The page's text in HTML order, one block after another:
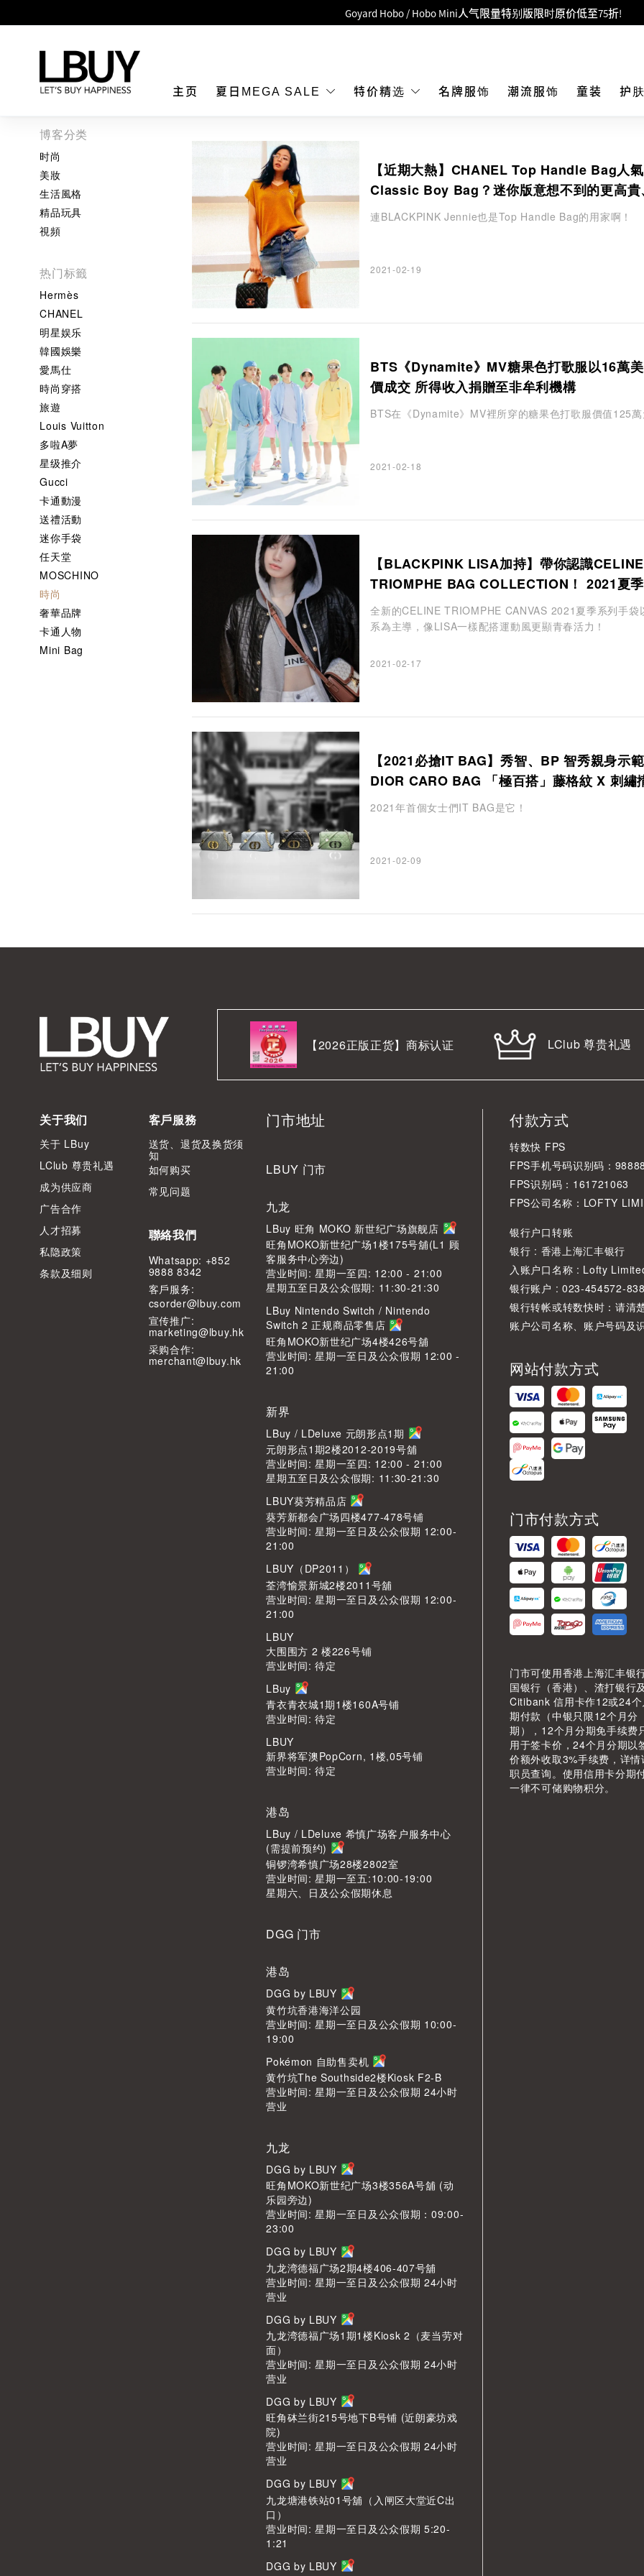
Goyard Hobo / Hobo Mini人气限量特别版限时原价低至75折!
MOKO 1楼175号铺旗舰店特设名牌Hermès、CHANEL及LV专区！
LBuy获香港知识产权署颁发2026《正版正货承诺》商标
LBuy MEGA SALE 精选名牌手袋及小皮具低至6折
主页 夏日MEGA SALE 特价精选 名牌服饰 潮流服饰 童装 护
博客分类
时尚
美妝
生活風格
精品玩具
視頻
热门标籤
Hermès
CHANEL
明星娱乐
韓國娛樂
愛馬仕
時尚穿搭
旅遊
Louis Vuitton
多啦A夢
星级推介
Gucci
卡通動漫
送禮活動
迷你手袋
任天堂
MOSCHINO
時尚
奢華品牌
卡通人物
Mini Bag
【近期大熱】CHANEL Top Handle Bag人
Classic Boy Bag？迷你版意想不到的更高貴
緻
連BLACKPINK Jennie也是Top Handle Bag的用家啊！
2021-02-19
BTS《Dynamite》MV糖果色打歌服以16萬
價成交 所得收入捐贈至非牟利機構
BTS在《Dynamite》MV裡所穿的糖果色打歌服價值125
2021-02-18
【BLACKPINK LISA加持】帶你認識CELINE
TRIOMPHE BAG COLLECTION！ 2021夏
以淡雅白色為主導
全新的CELINE TRIOMPHE CANVAS 2021夏季系列手袋
系為主導，像LISA一樣配搭運動風更顯青春活力！
2021-02-17
【2021必搶IT BAG】秀智、BP 智秀親身示範
DIOR CARO BAG 「極百搭」藤格紋 X 刺繡
2021年首個女士們IT BAG是它！
2021-02-09
【2026正版正货】商标认证 LClub 尊贵礼遇
关于我们
关于 LBuy
LClub 尊贵礼遇
成为供应商
广告合作
人才招募
私隐政策
条款及细则
客戶服務
送货、退货及换货须
知
如何购买
常见问题
聯絡我們
Whatsapp: +852
9888 8342
客⼾服务:
csorder@lbuy.com
宣传推广:
marketing@lbuy.hk
采购合作:
merchant@lbuy.hk
门市地址
LBUY 门市
九龙
LBuy 旺角 MOKO 新世纪广场旗舰店
旺角MOKO新世纪广场1楼175号舖(L1 顾
客服务中心旁边)
营业时间: 星期一至四: 12:00 - 21:00
星期五至日及公众假期: 11:30-21:30
LBuy Nintendo Switch / Nintendo
Switch 2 正规商品零售店
旺角MOKO新世纪广场4楼426号舖
营业时间: 星期一至日及公众假期 12:00 -
21:00
新界
LBuy / LDeluxe 元朗形点1期
元朗形点1期2楼2012-2019号舖
营业时间: 星期一至四: 12:00 - 21:00
星期五至日及公众假期: 11:30-21:30
LBUY葵芳精品店
葵芳新都会广场四楼477-478号铺
营业时间: 星期一至日及公众假期 12:00-
21:00
LBUY（DP2011）
荃湾愉景新城2楼2011号舖
营业时间: 星期一至日及公众假期 12:00-
21:00
LBUY
大围围方 2 楼226号铺
营业时间: 待定
LBuy
青衣青衣城1期1楼160A号铺
营业时间: 待定
LBUY
新界将军澳PopCorn, 1楼,05号铺
营业时间: 待定
港岛
LBuy / LDeluxe 希慎广场客户服务中心
(需提前预约)
铜锣湾希慎广场28楼2802室
营业时间: 星期一至五:10:00-19:00
星期六、日及公众假期休息
DGG 门市
港岛
DGG by LBUY
黄竹坑香港海洋公园
营业时间: 星期一至日及公众假期 10:00-
19:00
Pokémon 自助售卖机
黄竹坑The Southside2楼Kiosk F2-B
营业时间: 星期一至日及公众假期 24小时
营业
九龙
DGG by LBUY
旺角MOKO新世纪广场3楼356A号舖 (动
乐园旁边)
营业时间: 星期一至日及公众假期：09:00-
23:00
DGG by LBUY
九龙湾德福广场2期4楼406-407号舖
营业时间: 星期一至日及公众假期 24小时
营业
DGG by LBUY
九龙湾德福广场1期1楼Kiosk 2（麦当劳对
面）
营业时间: 星期一至日及公众假期 24小时
营业
DGG by LBUY
旺角砵兰街215号地下B号铺 (近朗豪坊戏
院)
营业时间: 星期一至日及公众假期 24小时
营业
DGG by LBUY
九龙塘港铁站01号舖（入闸区大堂近C出
口）
营业时间: 星期一至日及公众假期 5:20-
1:21
DGG by LBUY
付款方式
转数快 FPS
FPS手机号码识别码：
FPS识别码：161721063
FPS公司名称：LOFTY
银行户口转账
银行 : 香港上海汇丰银行
入账户口名称 : Lofty
银行账户 : 023-454572-
银行转帐或转数快时：请清
账户公司名称、账户号码及
网站付款方式
门市付款方式
门市可使用香港上海汇丰银
国银行（香港）、渣打银行
Citibank 信用卡作12或24
期付款（中银只限12个月分
期），12个月分期免手续费
用于签卡价，24个月分期以
价额外收取3%手续费，详情
职员查询。使用信用卡分期
一律不可储购物积分。